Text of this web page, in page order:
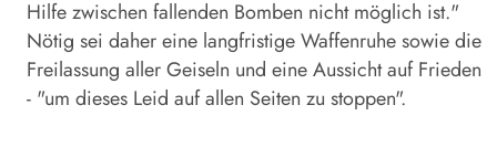
Hilfe zwischen fallenden Bomben nicht möglich ist."
Nötig sei daher eine langfristige Waffenruhe sowie die
Freilassung aller Geiseln und eine Aussicht auf Frieden
- "um dieses Leid auf allen Seiten zu stoppen".